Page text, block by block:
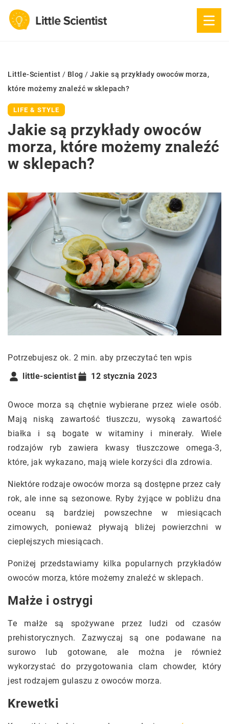
Little-Scientist / Blog / Jakie są przykłady owoców morza,
które możemy znaleźć w sklepach?
LIFE & STYLE
Jakie są przykłady owoców
morza, które możemy znaleźć
w sklepach?
Potrzebujesz ok. 2 min. aby przeczytać ten wpis
little-scientist
12 stycznia 2023
Owoce morza są chętnie wybierane przez wiele osób.
Mają niską zawartość tłuszczu, wysoką zawartość
białka i są bogate w witaminy i minerały. Wiele
rodzajów ryb zawiera kwasy tłuszczowe omega-3,
które, jak wykazano, mają wiele korzyści dla zdrowia.
Niektóre rodzaje owoców morza są dostępne przez cały
rok, ale inne są sezonowe. Ryby żyjące w pobliżu dna
oceanu są bardziej powszechne w miesiącach
zimowych, ponieważ pływają bliżej powierzchni w
cieplejszych miesiącach.
Poniżej przedstawiamy kilka popularnych przykładów
owoców morza, które możemy znaleźć w sklepach.
Małże i ostrygi
Te małże są spożywane przez ludzi od czasów
prehistorycznych. Zazwyczaj są one podawane na
surowo lub gotowane, ale można je również
wykorzystać do przygotowania clam chowder, który
jest rodzajem gulaszu z owoców morza.
Krewetki